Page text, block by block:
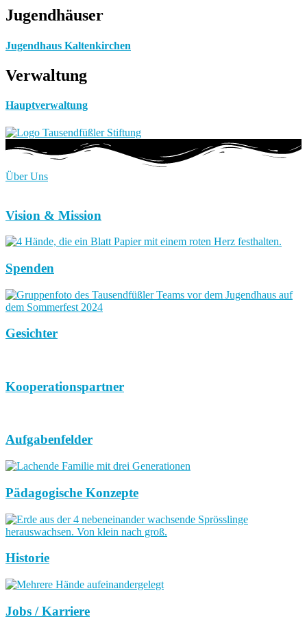
Jugendhäuser
Jugendhaus Kaltenkirchen
Verwaltung
Hauptverwaltung
Über Uns
Vision & Mission
Spenden
Gesichter
Kooperationspartner
Aufgabenfelder
Pädagogische Konzepte
Historie
Jobs / Karriere